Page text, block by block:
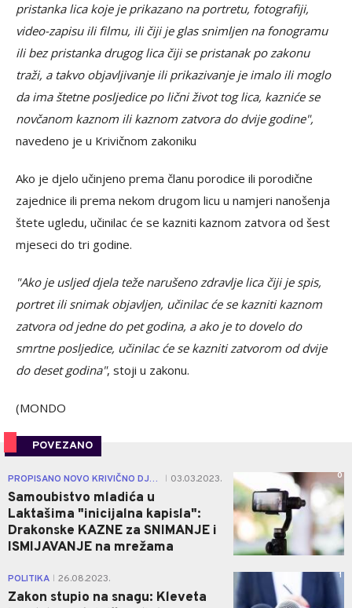
pristanka lica koje je prikazano na portretu, fotografiji,
video-zapisu ili filmu, ili čiji je glas snimljen na fonogramu
ili bez pristanka drugog lica čiji se pristanak po zakonu
traži, a takvo objavljivanje ili prikazivanje je imalo ili moglo
da ima štetne posljedice po lični život tog lica, kazniće se
novčanom kaznom ili kaznom zatvora do dvije godine",
navedeno je u Krivičnom zakoniku
Ako je djelo učinjeno prema članu porodice ili porodične
zajednice ili prema nekom drugom licu u namjeri nanošenja
štete ugledu, učinilac će se kazniti kaznom zatvora od šest
mjeseci do tri godine.
"Ako je usljed djela teže narušeno zdravlje lica čiji je spis,
portret ili snimak objavljen, učinilac će se kazniti kaznom
zatvora od jedne do pet godina, a ako je to dovelo do
smrtne posljedice, učinilac će se kazniti zatvorom od dvije
do deset godina", stoji u zakonu.
(MONDO
POVEZANO
PROPISANO NOVO KRIVIČNO DJELO 03.03.2023.
Samoubistvo mladića u
Laktašima "inicijalna kapisla":
Drakonske KAZNE za SNIMANJE i
ISMIJAVANJE na mrežama
0
POLITIKA 26.08.2023.
Zakon stupio na snagu: Kleveta
1